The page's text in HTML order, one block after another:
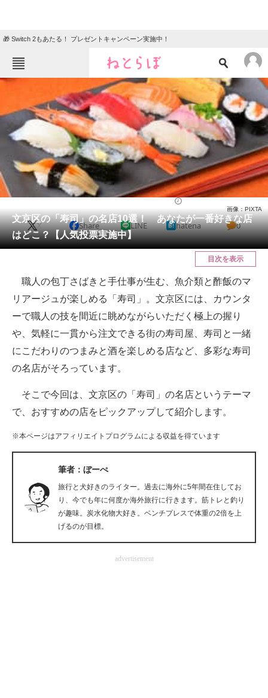
🎁 Switch 2もあたる！ プレゼントキャンペーン実施中！
ニュース
エンタメ クイズ
グルメ 地域
住まい 教育・育児
動物 リサーチ
会員記事
メディア
ITの今と未来を見通す
スマホと通信の最新トレンド
進化するPCとデバイスの未来
好きが集まる 比べて選べる
ビジネスと働き方のヒント
経営リーダーのコミュニティ
マーケ×ITの今がよく分かる
ITエンジニア向け専門サイト
文京区の「寿司」の名店10選！ あなたが一番好きな店
はどこ？【人気投票実施中】
画像：PIXTA
X Share LINE hatena 0
目次を表示
職人の包丁さばきと手仕事が生む、魚介類と酢飯のマ
リアージュが楽しめる「寿司」。文京区には、カウンタ
ーで職人の技を間近に眺めながらいただく極上の握り
や、気軽に一貫から注文できる街の寿司屋、寿司と一緒
にこだわりのつまみと酒を楽しめる店など、多彩な寿司
の名店がそろっています。
そこで今回は、文京区の「寿司」の名店というテーマ
で、おすすめの店をピックアップして紹介します。
※本ページはアフィリエイトプログラムによる収益を得ています
筆者：ぼーぺ
旅行と犬好きのライター。過去に海外に5年間在住してお
り、今でも年に何度か海外旅行に行きます。筋トレと釣り
が趣味。炭水化物大好き。ベンチプレスで体重の2倍を上
げるのが目標。
advertisement